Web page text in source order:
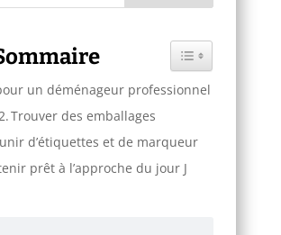
Toggle Table of
un déménageur professionnel
Trouver des emballages
d’étiquettes et de marqueur
prêt à l’approche du jour J